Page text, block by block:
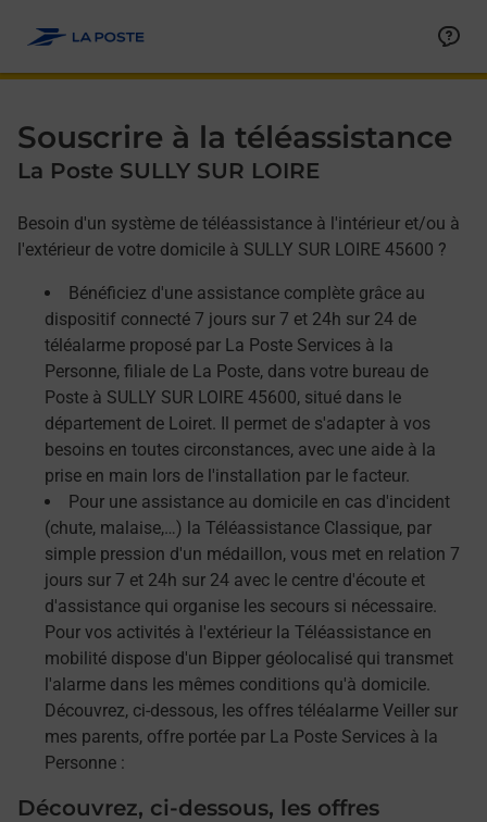
Souscrire à la téléassistance
La Poste SULLY SUR LOIRE
Besoin d'un système de téléassistance à l'intérieur et/ou à
l'extérieur de votre domicile à SULLY SUR LOIRE 45600 ?
Bénéficiez d'une assistance complète grâce au
dispositif connecté 7 jours sur 7 et 24h sur 24 de
téléalarme proposé par La Poste Services à la
Personne, filiale de La Poste, dans votre bureau de
Poste à SULLY SUR LOIRE 45600, situé dans le
département de Loiret. Il permet de s'adapter à vos
besoins en toutes circonstances, avec une aide à la
prise en main lors de l'installation par le facteur.
Pour une assistance au domicile en cas d'incident
(chute, malaise,…) la Téléassistance Classique, par
simple pression d'un médaillon, vous met en relation 7
jours sur 7 et 24h sur 24 avec le centre d'écoute et
d'assistance qui organise les secours si nécessaire.
Pour vos activités à l'extérieur la Téléassistance en
mobilité dispose d'un Bipper géolocalisé qui transmet
l'alarme dans les mêmes conditions qu'à domicile.
Découvrez, ci-dessous, les offres téléalarme Veiller sur
mes parents, offre portée par La Poste Services à la
Personne :
Découvrez, ci-dessous, les offres